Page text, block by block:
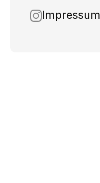
Impressum